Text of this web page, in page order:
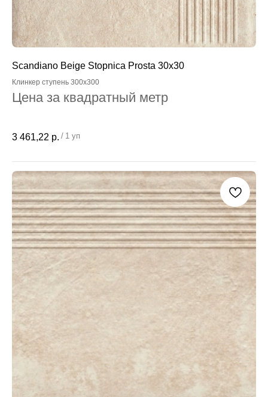
Scandiano Beige Stopnica Prosta 30x30
Клинкер ступень 300x300
Цена за квадратный метр
3 461,22 р. / 1 уп